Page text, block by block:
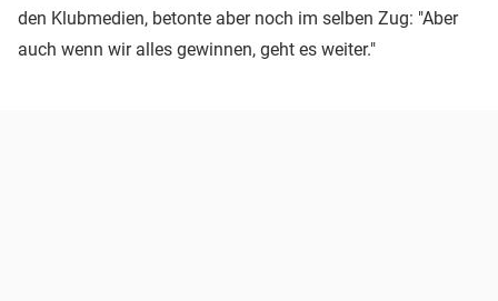
den Klubmedien, betonte aber noch im selben Zug: "Aber
auch wenn wir alles gewinnen, geht es weiter."